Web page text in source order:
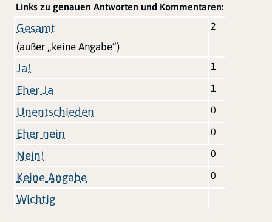
Links zu genauen Antworten und Kommentaren:
Gesamt
(außer „keine Angabe“)
2
Ja! 1
Eher Ja 1
Unentschieden 0
Eher nein 0
Nein! 0
Keine Angabe 0
Wichtig